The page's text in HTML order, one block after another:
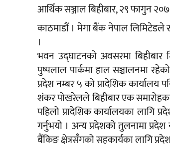
आर्थिक सञ्जाल बिहीबार, २९ फागुन
काठमाडौं । मेगा बैंक नेपाल
।
भवन उद्घाटनको अवसरमा
पुष्पलाल पार्कमा हाल सञ्चालनमा
प्रदेश नम्बर ५ को प्रादेशिक कार्यालय
शंकर पोखरेलले बिहीबार एक
पहिलो प्रादेशिक कार्यालयका लागि
गर्नुभयो । अन्य प्रदेशको तुलनामा
बैंकिङ क्षेत्रसँगको सहकार्यका लागि